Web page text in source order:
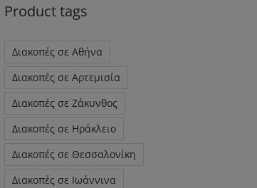
Product tags
Διακοπές σε Αθήνα
Διακοπές σε Αρτεμισία
Διακοπές σε Ζάκυνθος
Διακοπές σε Ηράκλειο
Διακοπές σε Θεσσαλονίκη
Διακοπές σε Ιωάννινα